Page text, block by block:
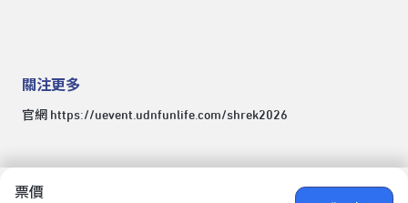
票價
關注更多
官網 https://uevent.udnfunlife.com/shrek2026